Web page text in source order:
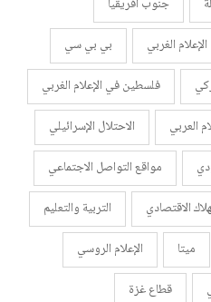
جنوب أفريقيا
الإعلام الغربي
بي بي سي
فلسطين في الإعلام الغربي
العربي
الاحتلال الإسرائيلي
مواقع التواصل الاجتماعي
الاقتصادي
التربية والتعليم
ميتا
الإعلام الروسي
قطاع غزة